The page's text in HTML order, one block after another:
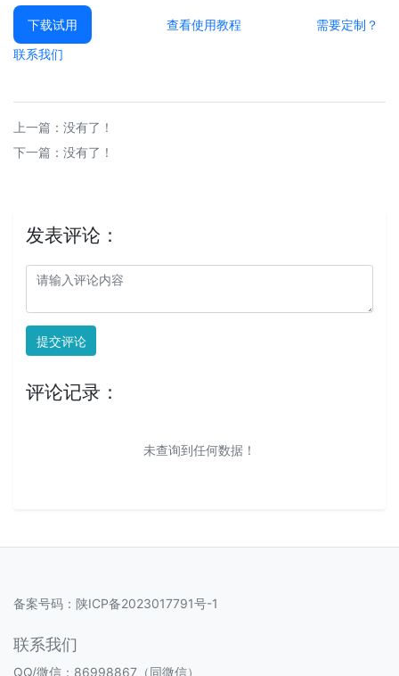
下载试用 查看使用教程
需要定制？
联系我们
上一篇：没有了！
下一篇：没有了！
发表评论：
提交评论
评论记录：
未查询到任何数据！
备案号码： 陕ICP备2023017791号-1
联系我们
QQ/微信：86998867（同微信）